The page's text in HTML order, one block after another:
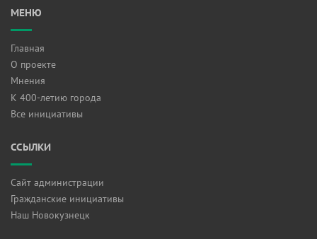
МЕНЮ
Главная
О проекте
Мнения
К 400-летию города
Все инициативы
ССЫЛКИ
Сайт администрации
Гражданские инициативы
Наш Новокузнецк